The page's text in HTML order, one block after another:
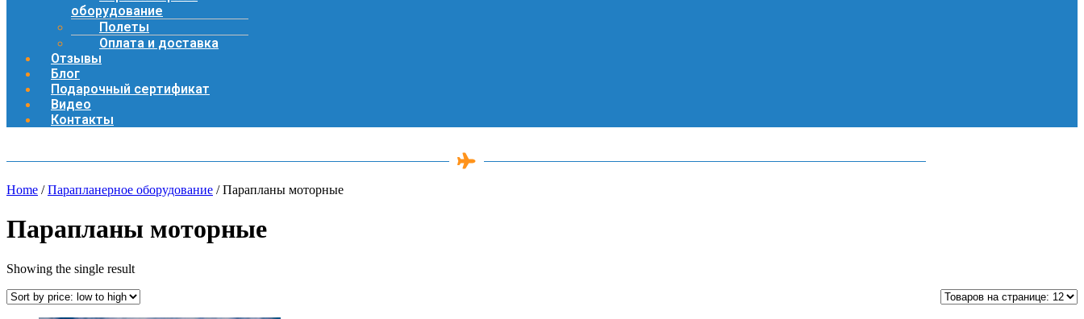
оборудование
Полеты
Оплата и доставка
Отзывы
Блог
Подарочный сертификат
Видео
Контакты
Home /Парапланерное оборудование / Парапланы моторные
Парапланы моторные
Showing the single result